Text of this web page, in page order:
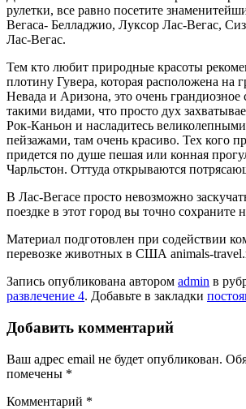
рулетки, все равно посетите
Вегаса- Белладжио, Луксор Лас-Вегас,
Лас-Вегас.
Тем кто любит природные красоты
плотину Гувера, которая расположена на
Невада и Аризона, это очень грандиозное
такими видами, что просто дух
Рок-Каньон и насладитесь
пейзажами, там очень красиво. Тех кого
придется по душе пешая или конная
Чарльстон. Оттуда открываются
В Лас-Вегасе просто невозможно
поездке в этот город вы точно сохраните
Материал подготовлен при содействии
перевозке животных в США animals-
Запись опубликована автором admin в
развлечение 4. Добавьте в закладки
Добавить комментарий
Ваш адрес email не будет опубликован.
помечены *
Комментарий *